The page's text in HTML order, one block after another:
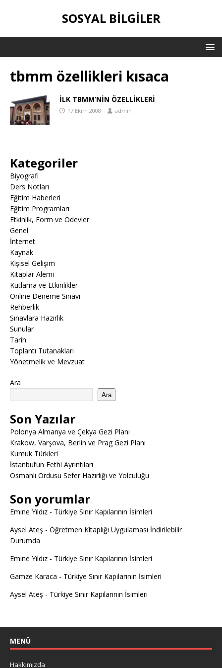
SOSYAL BILGILER
tbmm özellikleri kısaca
İLK TBMM’NİN ÖZELLİKLERİ
17 Ekim 2008 admin
Kategoriler
Biyografi
Ders Notları
Eğitim Haberleri
Eğitim Programları
Etkinlik, Form ve Ödevler
Genel
İnternet
Kaynak
Kişisel Gelişim
Kitaplar Alemi
Kutlama ve Etkinlikler
Online Deneme Sınavı
Rehberlik
Sınavlara Hazırlık
Sunular
Tarih
Toplantı Tutanakları
Yönetmelik ve Mevzuat
Ara
Ara
Son Yazılar
Polonya Almanya ve Çekya Gezi Planı
Krakow, Varşova, Berlin ve Prag Gezi Planı
Kumuk Türkleri
İstanbul’un Fethi Ayrıntıları
Osmanlı Ordusu Sefer Hazırlığı ve Yolculuğu
Son yorumlar
Emine Yıldız - Türkiye Sınır Kapılarının İsimleri
Aysel Ateş - Öğretmen Kitaplığı Uygulaması İndirilebilir
Durumda
Emine Yıldız - Türkiye Sınır Kapılarının İsimleri
Gamze Karaca - Türkiye Sınır Kapılarının İsimleri
Aysel Ateş - Türkiye Sınır Kapılarının İsimleri
MENÜ
Hakkımızda